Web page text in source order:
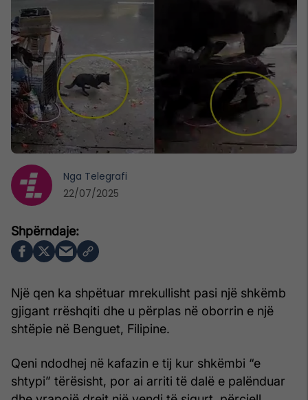
Një qen ka shpëtuar mrekullisht pasi një shkëmb
gjigant rrëshqiti dhe u përplas në oborrin e një
shtëpie në Benguet, Filipine.
Qeni ndodhej në kafazin e tij kur shkëmbi “e
shtypi” tërësisht, por ai arriti të dalë e palënduar
Nga Telegrafi
22/07/2025